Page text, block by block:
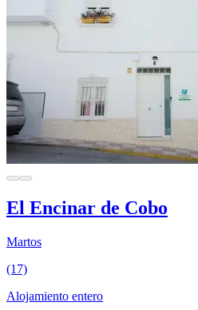
El Encinar de Cobo
Martos
(17)
Alojamiento entero